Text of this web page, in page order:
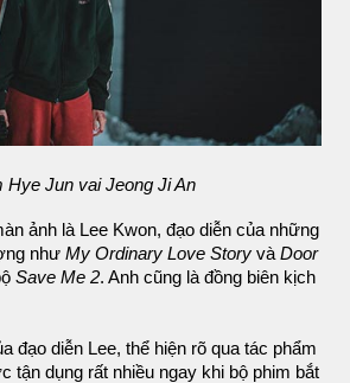
Hye Jun vai Jeong Ji An
ảnh là Lee Kwon, đạo diễn của những
như My Ordinary Love Story và Door
Save Me 2. Anh cũng là đồng biên kịch
đạo diễn Lee, thể hiện rõ qua tác phẩm
tận dụng rất nhiều ngay khi bộ phim bắt